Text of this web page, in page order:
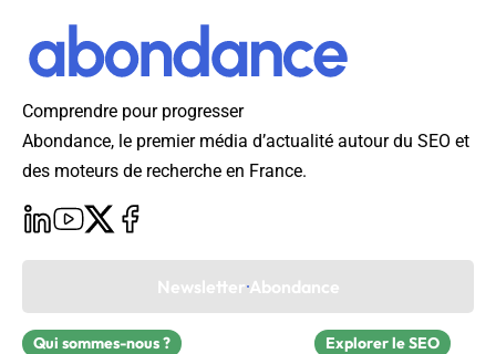
Comprendre pour progresser
Abondance, le premier média d’actualité autour du SEO et
des moteurs de recherche en France.
Newsletter Abondance
Qui sommes-nous ? Explorer le SEO